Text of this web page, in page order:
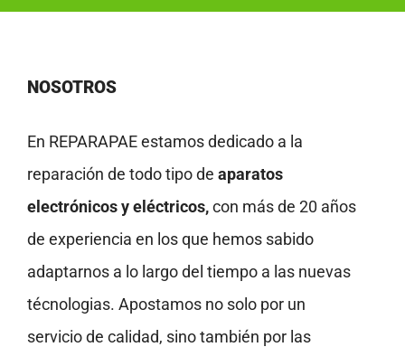
NOSOTROS
En REPARAPAE estamos dedicado a la
reparación de todo tipo de aparatos
electrónicos y eléctricos,con más de 20 años
de experiencia en los que hemos sabido
adaptarnos a lo largo del tiempo a las nuevas
técnologias. Apostamos no solo por un
servicio de calidad, sino también por las